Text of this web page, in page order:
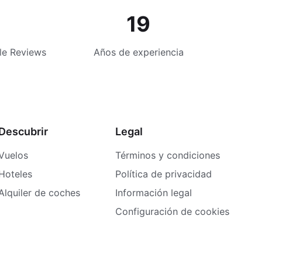
Reviews
19
Años de experiencia
de coches
Legal
Términos y condiciones
Política de privacidad
Información legal
Configuración de cookies